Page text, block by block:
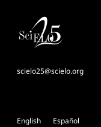
scielo25@scielo.org
English Español